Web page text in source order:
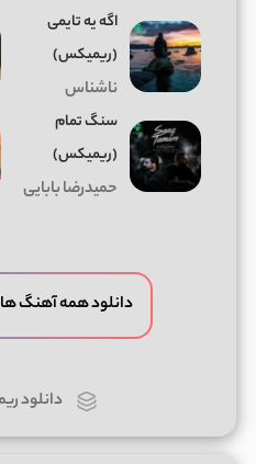
اگه یه تایمی
(ریمیکس)
ناشناس
سنگ تمام
(ریمیکس)
حمیدرضا بابایی
دانلود همه آهنگ
دانلود